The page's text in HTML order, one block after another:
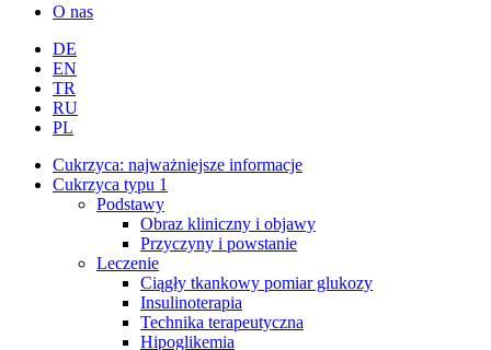
O nas
DE
EN
TR
RU
PL
Cukrzyca: najważniejsze informacje
Cukrzyca typu 1
Podstawy
Obraz kliniczny i objawy
Przyczyny i powstanie
Leczenie
Ciągły tkankowy pomiar glukozy
Insulinoterapia
Technika terapeutyczna
Hipoglikemia